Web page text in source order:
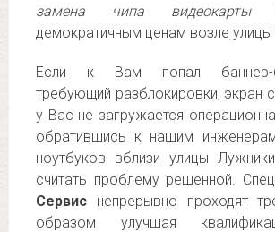
замена чипа видеокарты
демократичным ценам возле
Если к Вам попал баннер-
требующий разблокировки, экран
у Вас не загружается
обратившись к нашим
ноутбуков вблизи улицы
считать проблему решенной.
Сервис непрерывно проходят
образом улучшая